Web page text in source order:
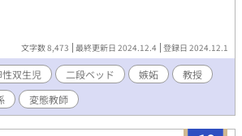
える。 そんなプランを、真は杏に対して
しかし、杏との初デートの日、真は不吉
と出会う。 遠田は、登流会（とうりゅう
だ。 真が店長を務めるボーイズ・バーの
は時折、客として店に現れることもある
な振る舞いは悩みの種だった。 それどこ
文字数 8,473 最終更新日 2024.12.4 登録日 2024.12.1
性双生児 二段ベッド 嫉妬
教授
変態教師